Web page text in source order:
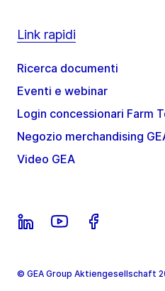
Link rapidi
Ricerca documenti
Eventi e webinar
Login concessionari Farm
Negozio merchandising
Video GEA
© GEA Group Aktiengesellschaft